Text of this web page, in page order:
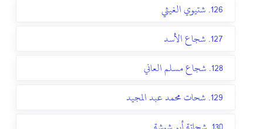
126. شتيوي الغيثي
127. شجاع الأسد
128. شجاع مسلم العاني
129. شحات محمد عبد المجيد